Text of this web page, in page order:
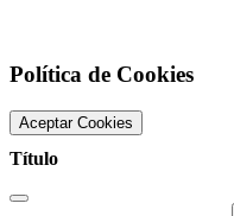
Política de Cookies
Aceptar Cookies
Título